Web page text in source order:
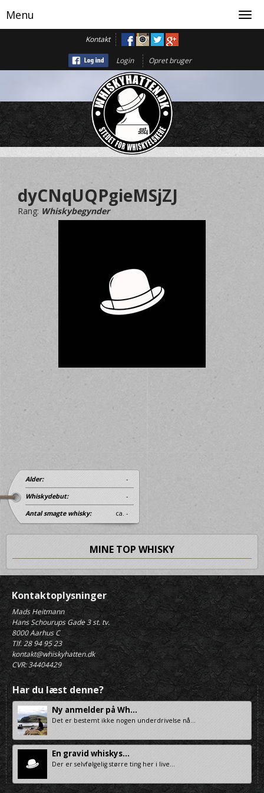
Kontakt
Login Opret bruger
Menu
dyCNqUQPgieMSjZJ
Rang: Whiskybegynder
Alder: -
Whiskydebut: -
Antal smagte whisky: ca. -
MINE TOP WHISKY
Kontaktoplysninger
Mads Heitmann
Hans Schourups Gade 3 st. tv.
8000 Aarhus C
Tlf. 28 94 95 23
kontakt@whiskyhatten.dk
CVR: 34404429
Har du læst denne?
Ny anmelder på Wh...
Det er bestemt ikke nogen underdrivelse nå...
En gravid whiskys...
Der er selvfølgelig større ting her i live...